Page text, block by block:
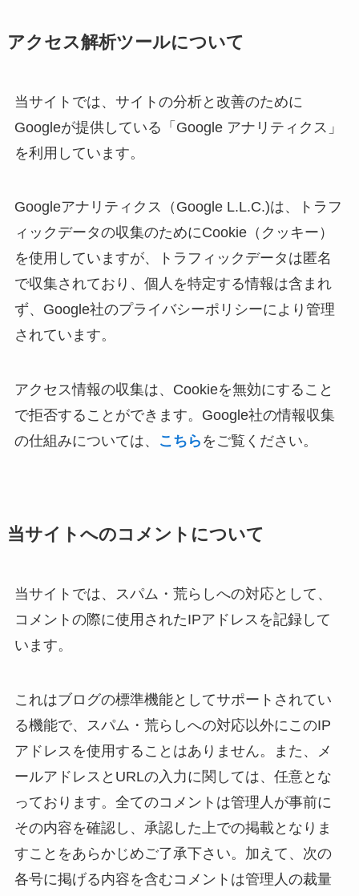
アクセス解析ツールについて
当サイトでは、サイトの分析と改善のために
Googleが提供している「Google アナリティクス」
を利用しています。
Googleアナリティクス（Google L.L.C.)は、トラフ
ィックデータの収集のためにCookie（クッキー）
を使用していますが、トラフィックデータは匿名
で収集されており、個人を特定する情報は含まれ
ず、Google社のプライバシーポリシーにより管理
されています。
アクセス情報の収集は、Cookieを無効にすること
で拒否することができます。Google社の情報収集
の仕組みについては、
こちら をご覧ください。
当サイトへのコメントについて
当サイトでは、スパム・荒らしへの対応として、
コメントの際に使用されたIPアドレスを記録して
います。
これはブログの標準機能としてサポートされてい
る機能で、スパム・荒らしへの対応以外にこのIP
アドレスを使用することはありません。また、メ
ールアドレスとURLの入力に関しては、任意とな
っております。全てのコメントは管理人が事前に
その内容を確認し、承認した上での掲載となりま
すことをあらかじめご了承下さい。加えて、次の
各号に掲げる内容を含むコメントは管理人の裁量